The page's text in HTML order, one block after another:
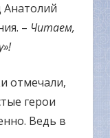
Анатолий
– Читаем,
отмечали,
герои
Ведь в